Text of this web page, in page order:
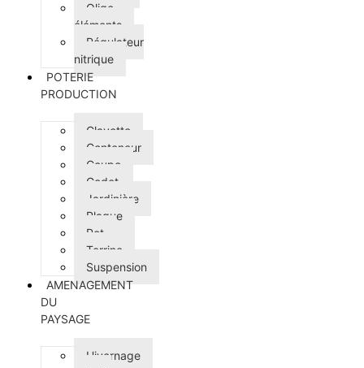
Oligo-
éléments
Régulateur
nitrique
POTERIE
PRODUCTION
Clayette
Conteneur
Coupe
Godet
Jardinière
Plaque
Pot
Terrine
Suspension
AMENAGEMENT
DU
PAYSAGE
Hivernage